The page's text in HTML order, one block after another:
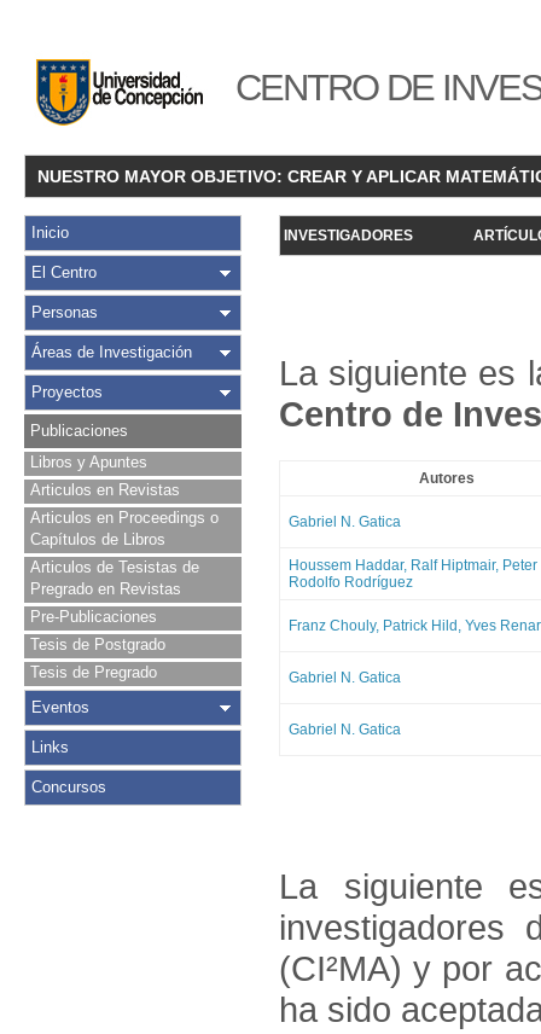
CENTRO DE
NUESTRO MAYOR OBJETIVO: CREAR Y APLICAR
Inicio
El Centro
Personas
Áreas de Investigación
Proyectos
Publicaciones
Libros y Apuntes
Articulos en Revistas
Articulos en Proceedings o
Capítulos de Libros
Articulos de Tesistas de
Pregrado en Revistas
Pre-Publicaciones
Tesis de Postgrado
Tesis de Pregrado
Eventos
Links
Concursos
INVESTIGADORES
La siguiente es
Centro de
Autores
Gabriel N. Gatica
Houssem Haddar, Ralf Hiptmair, Peter
Rodolfo Rodríguez
Franz Chouly, Patrick Hild, Yves
Gabriel N. Gatica
Gabriel N. Gatica
La siguiente
investigadores
(CI²MA) y por
ha sido